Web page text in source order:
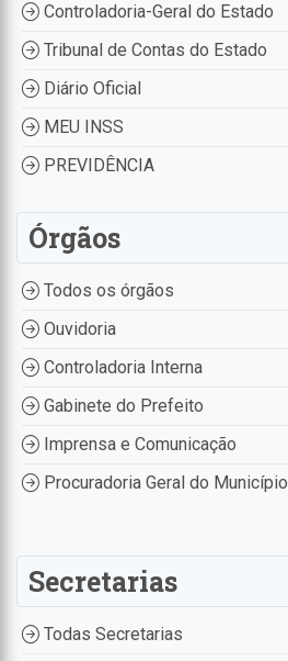
Controladoria-Geral do Estado
Tribunal de Contas do Estado
Diário Oficial
MEU INSS
PREVIDÊNCIA
Órgãos
Todos os órgãos
Ouvidoria
Controladoria Interna
Gabinete do Prefeito
Imprensa e Comunicação
Procuradoria Geral do Município
Secretarias
Todas Secretarias